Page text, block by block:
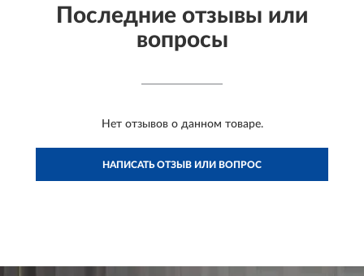
Последние отзывы или
вопросы
Нет отзывов о данном товаре.
НАПИСАТЬ ОТЗЫВ ИЛИ ВОПРОС